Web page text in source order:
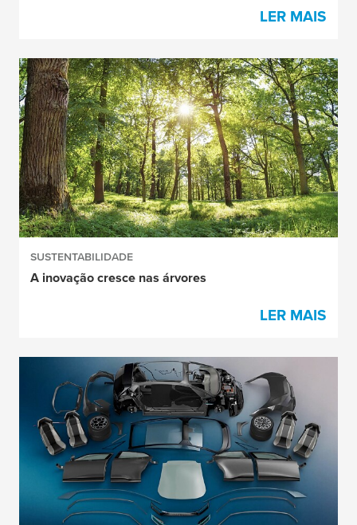
LER MAIS
SUSTENTABILIDADE
A inovação cresce nas árvores
LER MAIS